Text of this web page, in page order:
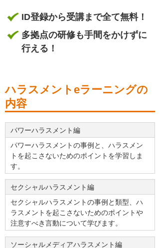
ID登録から受講まで全て無料！
多拠点の研修も手間をかけずに
行える！
ハラスメントeラーニングの
内容
パワーハラスメント編
パワーハラスメントの事例と、ハラスメン
トを起こさないためのポイントを学習しま
す。
セクシャルハラスメント編
セクシャルハラスメントの事例と類型、ハ
ラスメントを起こさないためのポイントや
注意すべき言動について学びます。
ソーシャルメディアハラスメント編